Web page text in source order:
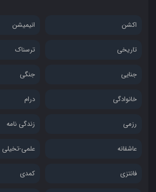
اکشن انیمیشن
تاریخی ترسناک
جنایی جنگی
خانوادگی درام
رزمی زندگی نامه
عاشقانه علمی-تخیلی
فانتزی کمدی